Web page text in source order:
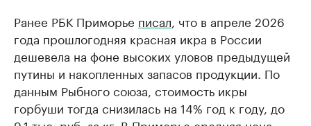
Ранее РБК Приморье писал, что в апреле 2026
года прошлогодняя красная икра в России
дешевела на фоне высоких уловов предыдущей
путины и накопленных запасов продукции. По
данным Рыбного союза, стоимость икры
горбуши тогда снизилась на 14% год к году, до